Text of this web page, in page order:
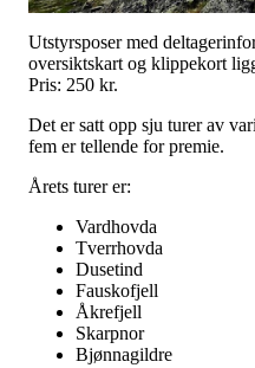
Utstyrsposer med
oversiktskart og klippekort
Pris: 250 kr.
Det er satt opp sju turer av
fem er tellende for premie.
Årets turer er:
Vardhovda
Tverrhovda
Dusetind
Fauskofjell
Åkrefjell
Skarpnor
Bjønnagildre